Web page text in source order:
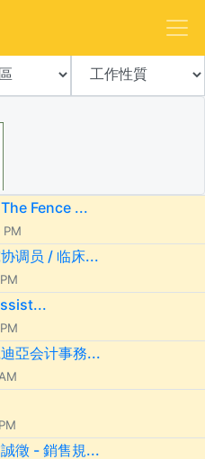
Fence ...
协调员 / 临床...
亞会计事務...
誠徵 - 銷售規...